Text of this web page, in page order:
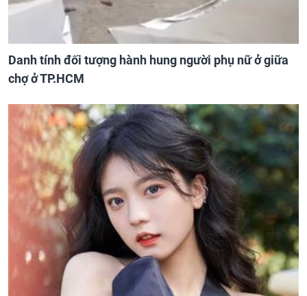
Danh tính đối tượng hành hung người phụ nữ ở giữa
chợ ở TP.HCM